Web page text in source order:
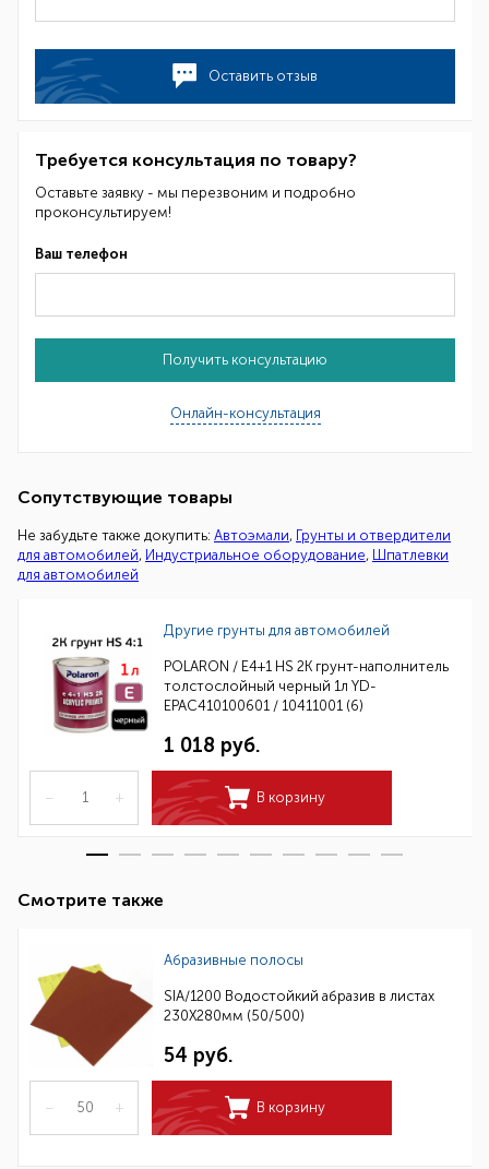
Оставить отзыв
Требуется консультация по товару?
Оставьте заявку - мы перезвоним и подробно
проконсультируем!
Ваш телефон
Получить консультацию
Онлайн-консультация
Сопутствующие товары
Не забудьте также докупить: Автоэмали, Грунты и отвердители
для автомобилей, Индустриальное оборудование,
Шпатлевки
для автомобилей
Другие грунты для автомобилей
POLARON / E4+1 HS 2K грунт-наполнитель
толстослойный черный 1л YD-
EPAC410100601 / 10411001 (6)
1 018 руб.
– + В корзину
Смотрите также
Абразивные полосы
SIA/1200 Водостойкий абразив в листах
230Х280мм (50/500)
54 руб.
– + В корзину